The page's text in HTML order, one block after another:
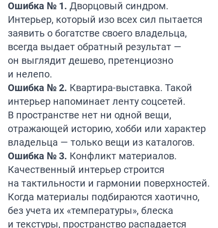
Ошибка № 1. Дворцовый синдром.
Интерьер, который изо всех сил пытается
заявить о богатстве своего владельца,
всегда выдает обратный результат —
он выглядит дешево, претенциозно
и нелепо.
Ошибка № 2. Квартира-выставка. Такой
интерьер напоминает ленту соцсетей.
В пространстве нет ни одной вещи,
отражающей историю, хобби или характер
владельца — только вещи из каталогов.
Ошибка № 3. Конфликт материалов.
Качественный интерьер строится
на тактильности и гармонии поверхностей.
Когда материалы подбираются хаотично,
без учета их «температуры», блеска
и текстуры, пространство распадается